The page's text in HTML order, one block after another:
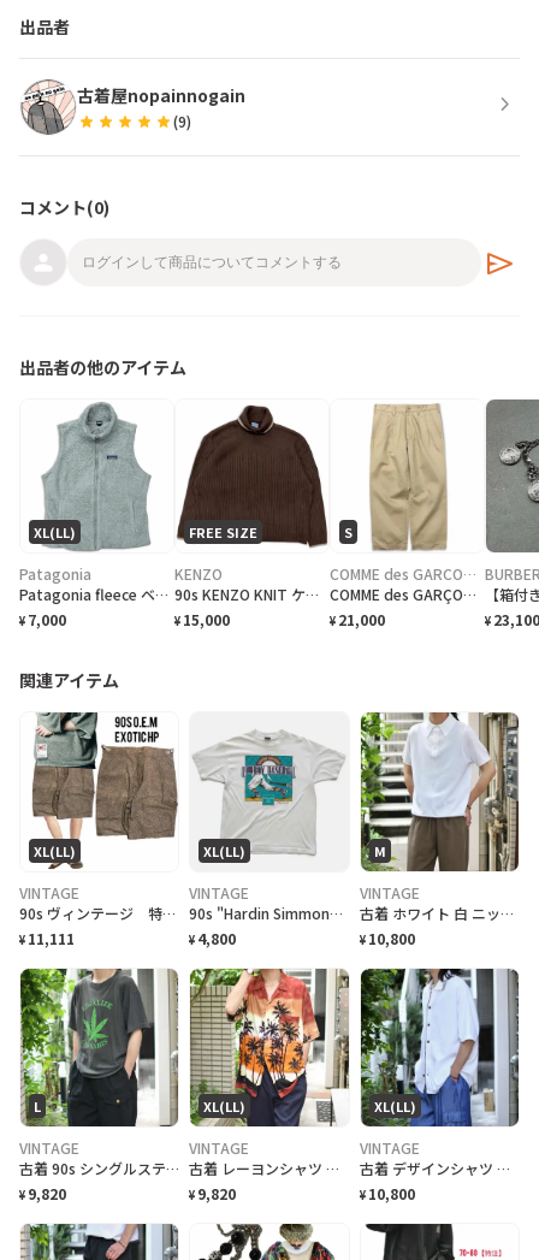
出品者
古着屋nopainnogain
star star star star star(9) chevron_right
コメント(0)
send
出品者の他のアイテム
XL(LL)
Patagonia
Patagonia fleece ベストvest フリース
¥ 7,000
FREE SIZE
KENZO
90s KENZO KNIT ケンゾー ハイネックニット
¥ 15,000
S
COMME des GARCONS HOMME PLUS
COMME des GARÇONS homme deux チノパン コムデギャルソン オムドゥ pants スラックス コットン
¥ 21,000 ¥ 23,100
関連アイテム
XL(LL)
VINTAGE
90s ヴィンテージ 特注 OEM激レア ハーフパンツ 総柄 美品
¥ 11,111
XL(LL)
VINTAGE
90s "Hardin Simmons University Cowboy Baseball" T-Shirt ハーディン シモンズ大学 カウボーイズベースボール Tシャツ [XL]
¥ 4,800
M
VINTAGE
古着 ホワイト 白 ニットポロ ポロシャツ 半袖ポロシャツ プルオーバー
¥ 10,800
L
VINTAGE
古着 90s シングルステッチ 大麻合法化運動 プリントTシャツ フェード
¥ 9,820
XL(LL)
VINTAGE
古着 レーヨンシャツ アロハシャツ 夕日 半袖シャツ オープンカラーシャツ
¥ 9,820
XL(LL)
VINTAGE
古着 デザインシャツ ニットシャツ 半袖シャツ ホワイト 白 シャツ
¥ 10,800